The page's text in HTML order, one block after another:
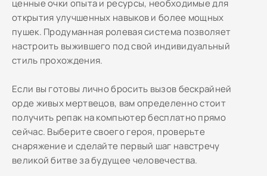
ценные очки опыта и ресурсы, необходимые для
открытия улучшенных навыков и более мощных
пушек. Продуманная ролевая система позволяет
настроить выжившего под свой индивидуальный
стиль прохождения.
Если вы готовы лично бросить вызов бескрайней
орде живых мертвецов, вам определенно стоит
получить репак на компьютер бесплатно прямо
сейчас. Выберите своего героя, проверьте
снаряжение и сделайте первый шаг навстречу
великой битве за будущее человечества.